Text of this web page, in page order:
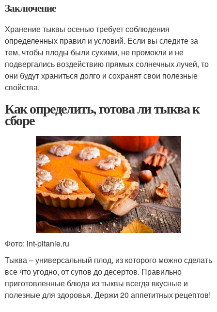
Заключение
Хранение тыквы осенью требует соблюдения
определенных правил и условий. Если вы следите за
тем, чтобы плоды были сухими, не промокли и не
подвергались воздействию прямых солнечных лучей, то
они будут храниться долго и сохранят свои полезные
свойства.
Как определить, готова ли тыква к
сборе
Фото: int-pitanie.ru
Тыква – универсальный плод, из которого можно сделать
все что угодно, от супов до десертов. Правильно
приготовленные блюда из тыквы всегда вкусные и
полезные для здоровья. Держи 20 аппетитных рецептов!